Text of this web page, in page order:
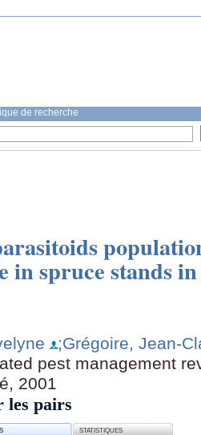
de recherche
in spruce stands
;Grégoire, Jean-
pest management
2001
les pairs
STATISTIQUES